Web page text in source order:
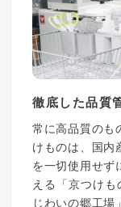
徹底した品質
常に高品質のも
けものは、国内
を一切使用せず
える「京つけ
じわいの郷工場